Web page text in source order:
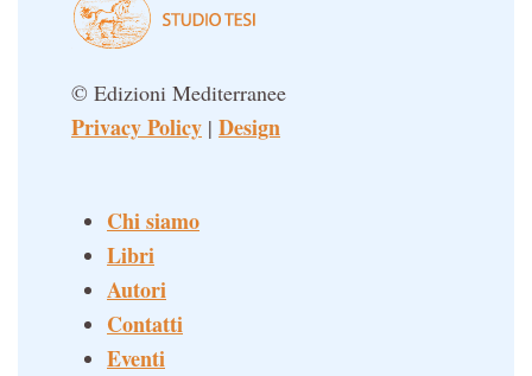
© Edizioni Mediterranee
Privacy Policy | Design
Chi siamo
Libri
Autori
Contatti
Eventi